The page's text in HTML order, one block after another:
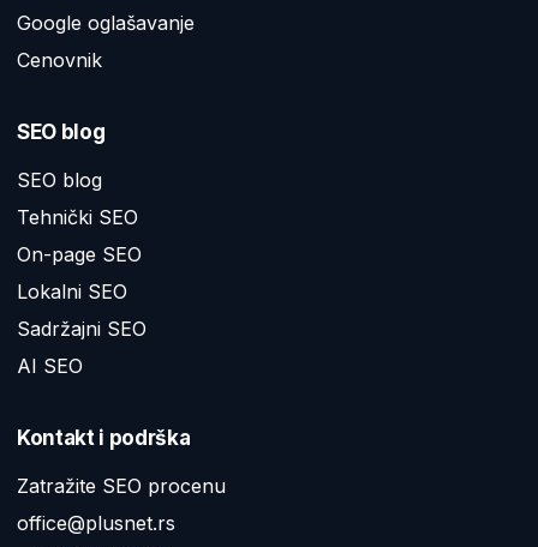
Google oglašavanje
Cenovnik
SEO blog
SEO blog
Tehnički SEO
On-page SEO
Lokalni SEO
Sadržajni SEO
AI SEO
Kontakt i podrška
Zatražite SEO procenu
office@plusnet.rs